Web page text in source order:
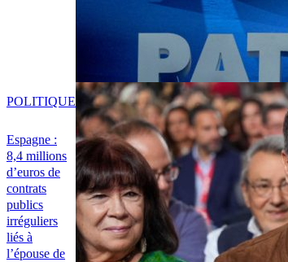
Espagne :
8,4 millions
d’euros de
contrats
publics
irréguliers
liés à
l’épouse de
POLITIQUE